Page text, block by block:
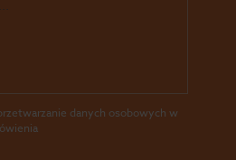
danych osobowych w